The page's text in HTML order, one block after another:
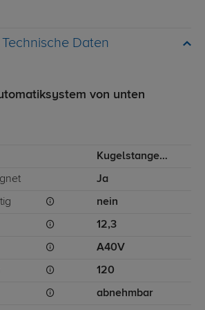
Technische Daten
von unten
Kugelstange von unten gesteckt
Ja
nein
12,3
A40V
120
abnehmbar